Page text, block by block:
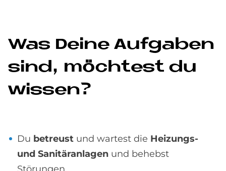
Was De­i­ne Auf­ga­ben
sind, möch­test du
wis­sen?
Du betreust und wartest die Heizungs-
und Sanitäranlagen und behebst